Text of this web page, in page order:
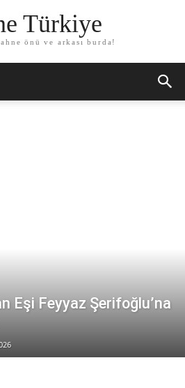
Türkiye
önü ve arkası burda!
Eşi Feyyaz Şerifoğlu’na